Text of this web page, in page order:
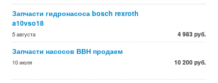
Запчасти гидронасоса bosch rexroth
a10vso18
5 августа 4 983 руб.
Запчасти насосов ВВН продаем
10 июля 10 200 руб.